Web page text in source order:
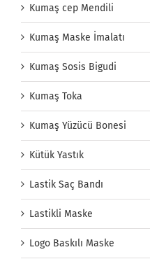
Kumaş cep Mendili
Kumaş Maske İmalatı
Kumaş Sosis Bigudi
Kumaş Toka
Kumaş Yüzücü Bonesi
Kütük Yastık
Lastik Saç Bandı
Lastikli Maske
Logo Baskılı Maske